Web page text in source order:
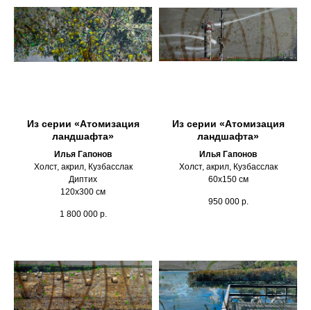
Из серии «Атомизация
ландшафта»
Илья Гапонов
Холст, акрил, Кузбасслак
Диптих
120х300 см
1 800 000 р.
Из серии «Атомизация
ландшафта»
Илья Гапонов
Холст, акрил, Кузбасслак
60х150 см
950 000 р.